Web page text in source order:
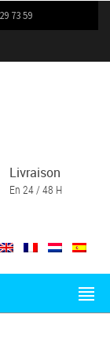
73 59
Livraison
En 24 / 48 H